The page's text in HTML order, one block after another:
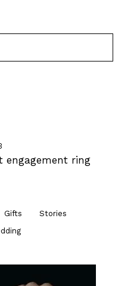
engagement ring
Gifts
Stories